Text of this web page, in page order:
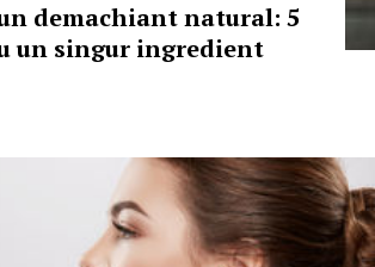
demachiant natural: 5
un singur ingredient